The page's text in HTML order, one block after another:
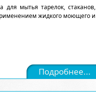
для мытья тарелок, стаканов,
жидкого моющего и
Подробнее...